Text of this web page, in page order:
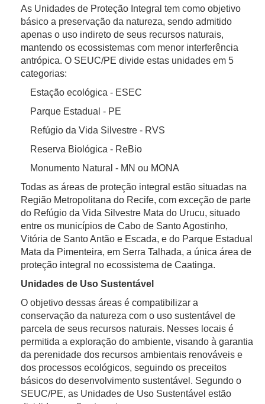
As Unidades de Proteção Integral tem como objetivo
básico a preservação da natureza, sendo admitido
apenas o uso indireto de seus recursos naturais,
mantendo os ecossistemas com menor interferência
antrópica. O SEUC/PE divide estas unidades em 5
categorias:
Estação ecológica - ESEC
Parque Estadual - PE
Refúgio da Vida Silvestre - RVS
Reserva Biológica - ReBio
Monumento Natural - MN ou MONA
Todas as áreas de proteção integral estão situadas na
Região Metropolitana do Recife, com exceção de parte
do Refúgio da Vida Silvestre Mata do Urucu, situado
entre os municípios de Cabo de Santo Agostinho,
Vitória de Santo Antão e Escada, e do Parque Estadual
Mata da Pimenteira, em Serra Talhada, a única área de
proteção integral no ecossistema de Caatinga.
Unidades de Uso Sustentável
O objetivo dessas áreas é compatibilizar a
conservação da natureza com o uso sustentável de
parcela de seus recursos naturais. Nesses locais é
permitida a exploração do ambiente, visando à garantia
da perenidade dos recursos ambientais renováveis e
dos processos ecológicos, seguindo os preceitos
básicos do desenvolvimento sustentável. Segundo o
SEUC/PE, as Unidades de Uso Sustentável estão